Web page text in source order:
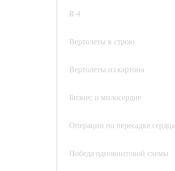
R-4
Вертолеты в строю
Вертолеты из картона
Бизнес и милосердие
Операции по пересадке сердца
Победа одновинтовой схемы